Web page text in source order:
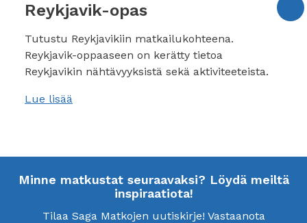
Reykjavik-opas
Tutustu Reykjavikiin matkailukohteena.
Reykjavik-oppaaseen on kerätty tietoa
Reykjavikin nähtävyyksistä sekä aktiviteeteista.
Lue lisää
Minne matkustat seuraavaksi? Löydä meiltä
inspiraatiota!
Tilaa Saga Matkojen uutiskirje! Vastaanota